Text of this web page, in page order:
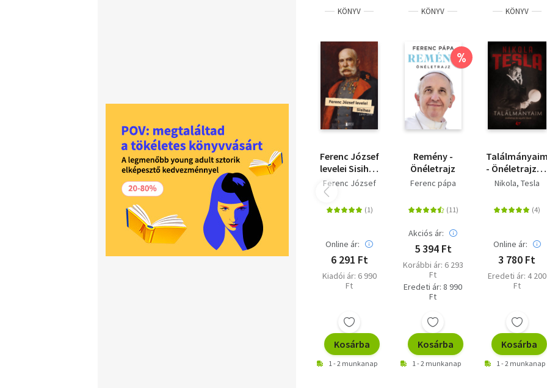
KÖNYV
Ferenc József
levelei Sisihez
-II. kötet -
1895-1898
Ferenc József
Online ár:
6 291 Ft
Kiadói ár: 6 990
Ft
Kosárba
1 - 2 munkanap
KÖNYV
%
Remény -
Önéletrajz
Ferenc pápa
Akciós ár:
5 394 Ft
Korábbi ár: 6 293
Ft
Eredeti ár: 8 990
Ft
Kosárba
1 - 2 munkanap
KÖNYV
Találmányaim
- Önéletrajz és
egyéb írások
Nikola, Tesla
Online ár:
3 780 Ft
Eredeti ár: 4 200
Ft
Kosárba
1 - 2 munkanap